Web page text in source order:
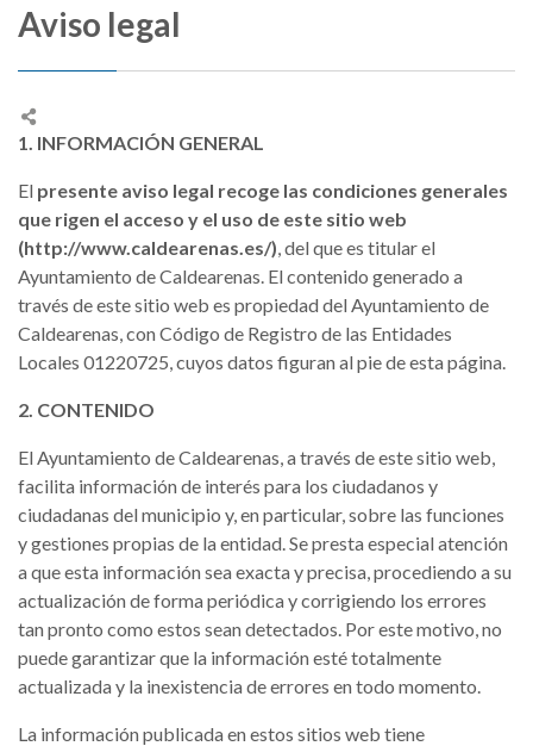
Aviso legal
1. INFORMACIÓN GENERAL
El presente aviso legal recoge las condiciones generales
que rigen el acceso y el uso de este sitio web
(http://www.caldearenas.es/), del que es titular el
Ayuntamiento de Caldearenas. El contenido generado a
través de este sitio web es propiedad del Ayuntamiento de
Caldearenas, con Código de Registro de las Entidades
Locales 01220725, cuyos datos figuran al pie de esta página.
2. CONTENIDO
El Ayuntamiento de Caldearenas, a través de este sitio web,
facilita información de interés para los ciudadanos y
ciudadanas del municipio y, en particular, sobre las funciones
y gestiones propias de la entidad. Se presta especial atención
a que esta información sea exacta y precisa, procediendo a su
actualización de forma periódica y corrigiendo los errores
tan pronto como estos sean detectados. Por este motivo, no
puede garantizar que la información esté totalmente
actualizada y la inexistencia de errores en todo momento.
La información publicada en estos sitios web tiene